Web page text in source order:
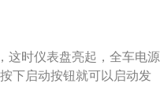
这时仪表盘亮起，全车电源
下启动按钮就可以启动发
迪现为德国大众汽车公司